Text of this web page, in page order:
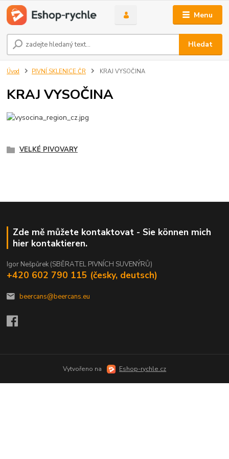
Menu
Hledat
Úvod PIVNÍ SKLENICE ČR KRAJ VYSOČINA
KRAJ VYSOČINA
VELKÉ PIVOVARY
Zde mě můžete kontaktovat - Sie können mich
hier kontaktieren.
Igor Nešpůrek (SBĚRATEL PIVNÍCH SUVENÝRŮ)
+420 602 790 115 (česky, deutsch)
beercans@beercans.eu
Vytvořeno na Eshop-rychle.cz